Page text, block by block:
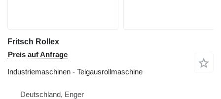
Fritsch Rollex
Preis auf Anfrage
Industriemaschinen - Teigausrollmaschine
Deutschland, Enger